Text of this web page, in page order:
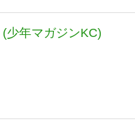
少年マガジンKC)